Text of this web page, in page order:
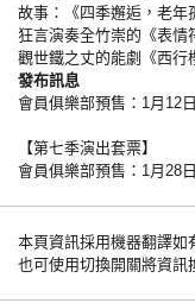
故事：《四季邂逅，老年
狂言演奏全竹崇的《表情
觀世鐵之丈的能劇《西行
發布訊息
會員俱樂部預售：1月12
【第七季演出套票】
會員俱樂部預售：1月28
本頁資訊採用機器翻譯如
也可使用切換開關將資訊